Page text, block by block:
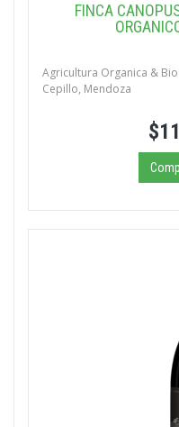
FINCA
Agricultura Organica &
Cepillo, Mendoza